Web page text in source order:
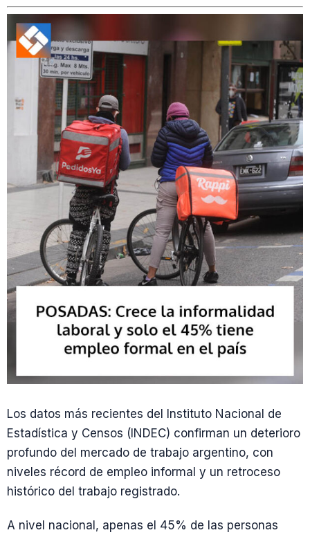
Los datos más recientes del Instituto Nacional de
Estadística y Censos (INDEC) confirman un deterioro
profundo del mercado de trabajo argentino, con
niveles récord de empleo informal y un retroceso
histórico del trabajo registrado.
A nivel nacional, apenas el 45% de las personas